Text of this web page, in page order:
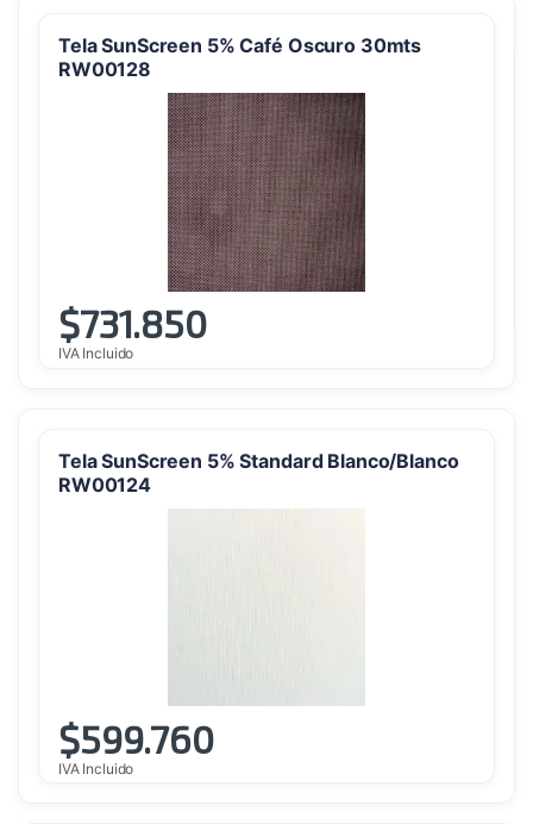
Tela SunScreen 5% Café Oscuro 30mts
RW00128
$731.850
IVA Incluido
Tela SunScreen 5% Standard Blanco/Blanco
RW00124
$599.760
IVA Incluido